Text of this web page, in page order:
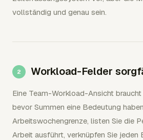
vollständig und genau sein.
Workload-Felder
Eine Team-Workload-Ansicht
bevor Summen eine Bedeutung
Arbeitswochengrenze, listen Sie die
Arbeit ausführt, verknüpfen Sie jeden